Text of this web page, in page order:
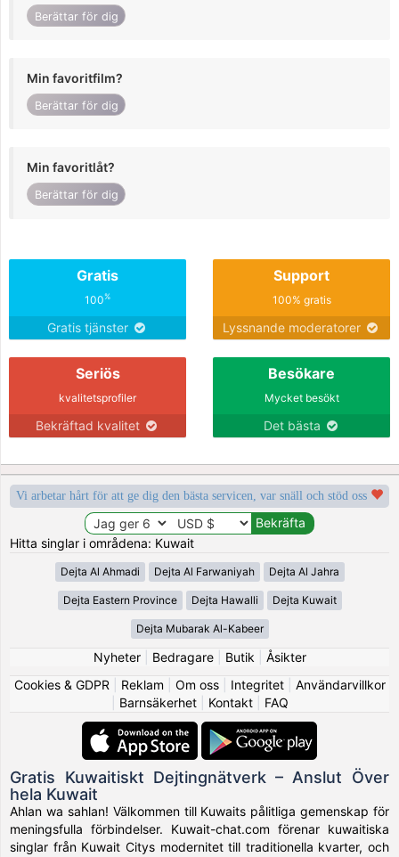
Berättar för dig
Min favoritfilm?
Berättar för dig
Min favoritlåt?
Berättar för dig
Gratis
100%
Gratis tjänster
Support
100% gratis
Lyssnande moderatorer
Seriös
kvalitetsprofiler
Bekräftad kvalitet
Besökare
Mycket besökt
Det bästa
Vi arbetar hårt för att ge dig den bästa servicen, var snäll och stöd oss
Hitta singlar i områdena: Kuwait
Dejta Al Ahmadi Dejta Al Farwaniyah Dejta Al Jahra
Dejta Eastern Province Dejta Hawalli Dejta Kuwait
Dejta Mubarak Al-Kabeer
Nyheter| Bedragare| Butik
Åsikter
Cookies & GDPR
Reklam Om oss| Integritet| Användarvillkor
Barnsäkerhet| Kontakt| FAQ
Gratis Kuwaitiskt Dejtingnätverk – Anslut Över
hela Kuwait
Ahlan wa sahlan! Välkommen till Kuwaits pålitliga gemenskap för
meningsfulla förbindelser. Kuwait-chat.com förenar kuwaitiska
singlar från Kuwait Citys modernitet till traditionella kvarter, och